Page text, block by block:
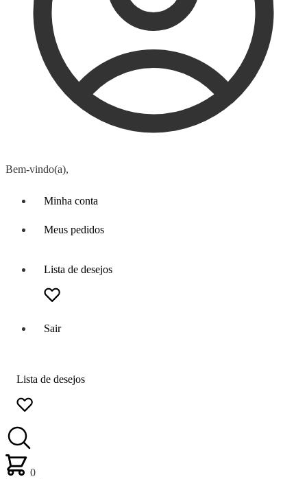
Bem-vindo(a),
Minha conta
Meus pedidos
Lista de desejos
Sair
Lista de desejos
0